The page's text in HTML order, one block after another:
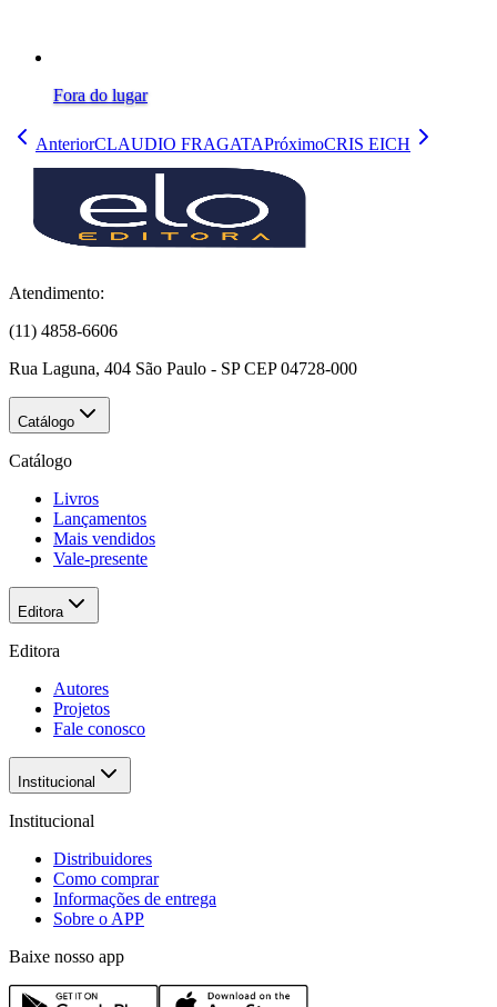
Fora do lugar
AnteriorCLAUDIO FRAGATAPróximoCRIS EICH
Atendimento:
(11) 4858-6606
Rua Laguna, 404 São Paulo - SP CEP 04728-000
Catálogo
Catálogo
Livros
Lançamentos
Mais vendidos
Vale-presente
Editora
Editora
Autores
Projetos
Fale conosco
Institucional
Institucional
Distribuidores
Como comprar
Informações de entrega
Sobre o APP
Baixe nosso app